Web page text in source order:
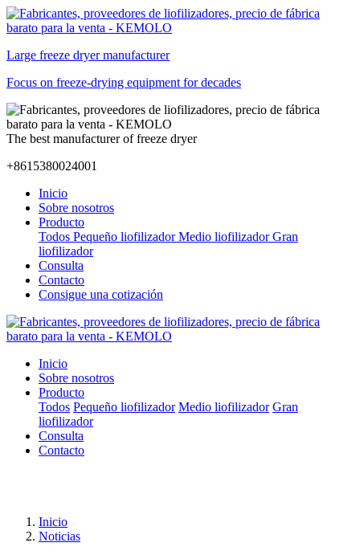
Large freeze dryer manufacturer
Focus on freeze-drying equipment for decades
The best manufacturer of freeze dryer
+8615380024001
Inicio
Sobre nosotros
Producto
Todos Pequeño liofilizador Medio liofilizador Gran
liofilizador
Consulta
Contacto
Consigue una cotización
Inicio
Sobre nosotros
Producto
Todos Pequeño liofilizador Medio liofilizador Gran
liofilizador
Consulta
Contacto
Inicio
Noticias